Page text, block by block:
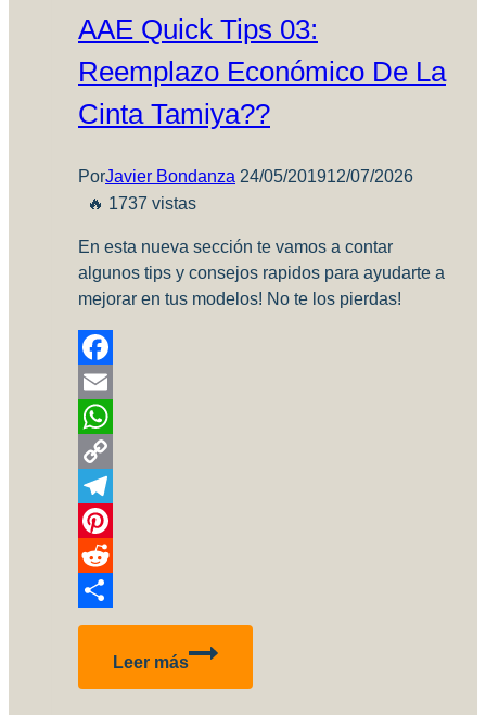
AAE Quick Tips 03:
Reemplazo Económico De La
Cinta Tamiya??
PorJavier Bondanza 24/05/201912/07/2026
🔥 1737 vistas
En esta nueva sección te vamos a contar
algunos tips y consejos rapidos para ayudarte a
mejorar en tus modelos! No te los pierdas!
Facebook
Email
WhatsApp
Copy
Link
Telegram
Pinterest
Reddit
Compartir
Leer más
AAE